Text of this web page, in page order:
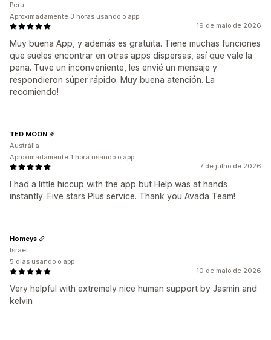
19 de maio de 2026
Muy buena App, y además es gratuita. Tiene muchas funciones
que sueles encontrar en otras apps dispersas, así que vale la
pena. Tuve un inconveniente, les envié un mensaje y
respondieron súper rápido. Muy buena atención. La
recomiendo!
Peru
Aproximadamente 3 horas usando o app
7 de julho de 2026
I had a little hiccup with the app but Help was at hands
instantly. Five stars Plus service. Thank you Avada Team!
TED MOON
Austrália
Aproximadamente 1 hora usando o app
10 de maio de 2026
Very helpful with extremely nice human support by Jasmin and
kelvin
Homeys
Israel
5 dias usando o app